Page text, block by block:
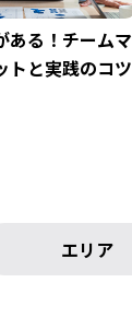
ある！チームマ
トと実践のコツ
エリア